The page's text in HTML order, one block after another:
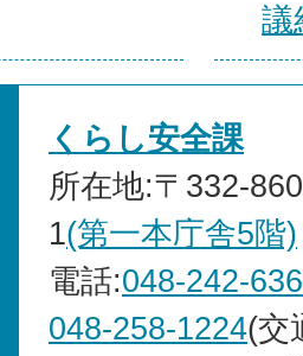
議
くらし安全課
所在地:〒332-
1(第一本庁舎5階)
電話:048-242-
048-258-1224(交